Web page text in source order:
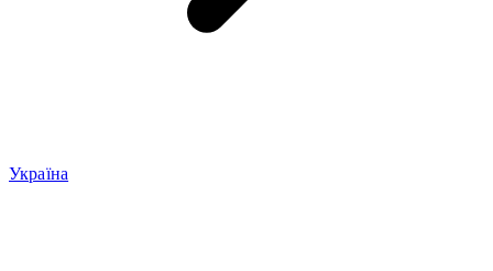
Україна